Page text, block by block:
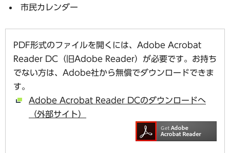
市民カレンダー
PDF形式のファイルを開くには、Adobe Acrobat
Reader DC（旧Adobe Reader）が必要です。お持ち
でない方は、Adobe社から無償でダウンロードできま
す。
Adobe Acrobat Reader DCのダウンロードへ
（外部サイト）